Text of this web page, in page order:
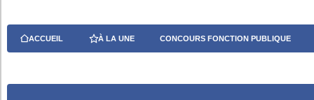
ACCUEIL À LA UNE CONCOURS FONCTION PUBLIQUE